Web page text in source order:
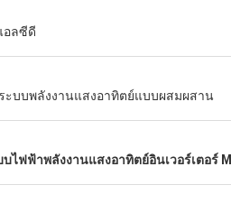
อลซีดี
ะบบพลังงานแสงอาทิตย์แบบผสมผสาน
บไฟฟ้าพลังงานแสงอาทิตย์อินเวอร์เตอร์